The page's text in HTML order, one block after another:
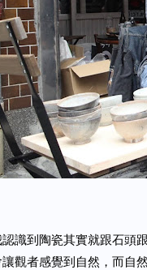
識到陶瓷其實就跟石頭
觀者感覺到自然，而自